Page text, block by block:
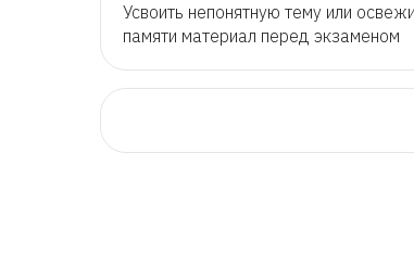
Усвоить непонятную тему или
памяти материал перед экзаменом